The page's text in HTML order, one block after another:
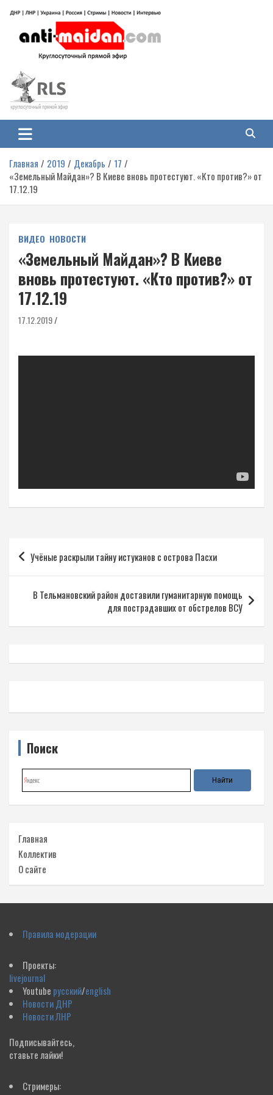
содержимому
Антимайдан: Гражданская война
на Украине
гражданской войне на Украине, включая события в Новороссии, ДНР,
ЛНР и других регионах.
Главная 2019 Декабрь
17
«Земельный Майдан»? В Киеве вновь протестуют. «Кто против?» от
17.12.19
ВИДЕО НОВОСТИ
«Земельный Майдан»? В Киеве
вновь протестуют. «Кто против?» от
17.12.19
17.12.2019
Навигация
по
записям
Учёные раскрыли тайну истуканов с острова Пасхи
В Тельмановский район доставили гуманитарную помощь
для пострадавших от обстрелов ВСУ
Поиск
Главная
Коллектив
О сайте
Правила модерации
Проекты:
livejournal
Youtube русский/english
Новости ДНР
Новости ЛНР
Подписывайтесь,
ставьте лайки!
Стримеры: